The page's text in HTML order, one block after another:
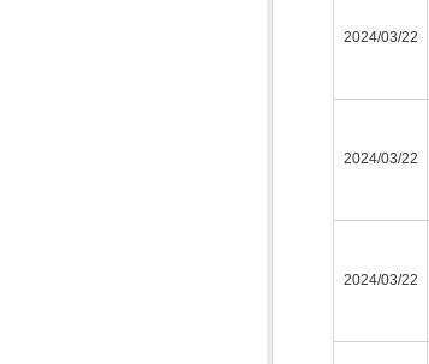
2024/03/22
2024/03/22
2024/03/22